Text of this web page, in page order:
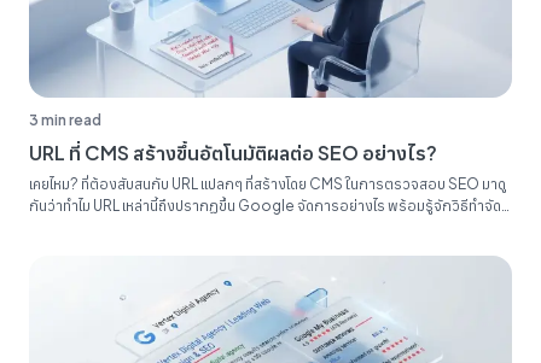
3 min read
URL ที่ CMS สร้างขึ้นอัตโนมัติผลต่อ SEO อย่างไร?
เคยไหม? ที่ต้องสับสนกับ URL แปลกๆ ที่สร้างโดย CMS ในการตรวจสอบ SEO มาดู
กันว่าทำไม URL เหล่านี้ถึงปรากฏขึ้น Google จัดการอย่างไร พร้อมรู้จักวิธีทำจัด